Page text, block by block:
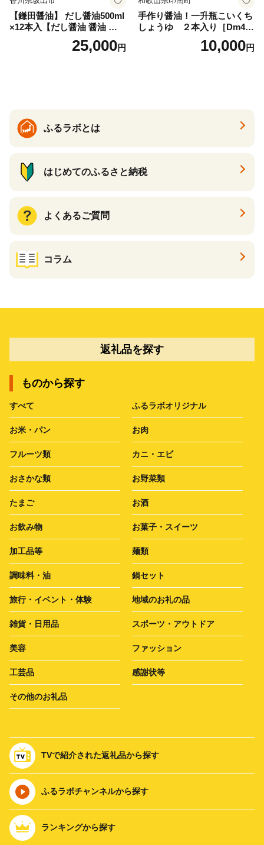
【鎌田醤油】 だし醤油500ml
×12本入【だし醤油 醤油 人気
おすすめ 人気だし醤油 出汁
25,000円
手作り醤油！一升瓶こいくち
しょうゆ ２本入り［Dm4］
｜手作り 醤油 和歌山県 印南
町 一升瓶 こいくちしょうゆ
10,000円
ふるラボとは
はじめてのふるさと納税
よくあるご質問
コラム
返礼品を探す
ものから探す
すべて ふるラボオリジナル
お米・パン お肉
フルーツ類 カニ・エビ
おさかな類 お野菜類
たまご お酒
お飲み物 お菓子・スイーツ
加工品等 麺類
調味料・油 鍋セット
旅行・イベント・体験 地域のお礼の品
雑貨・日用品 スポーツ・アウトドア
美容 ファッション
工芸品 感謝状等
その他のお礼品
TVで紹介された返礼品から探す
ふるラボチャンネルから探す
ランキングから探す